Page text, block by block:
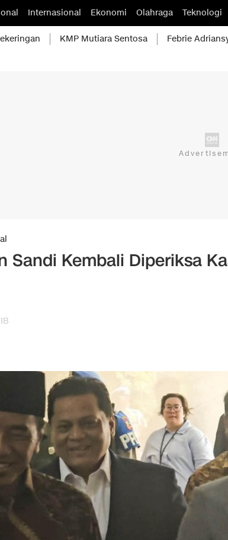
Internasional Ekonomi Olahraga Teknologi
KMP Mutiara Sentosa Febrie
Sandi Kembali Diperiksa